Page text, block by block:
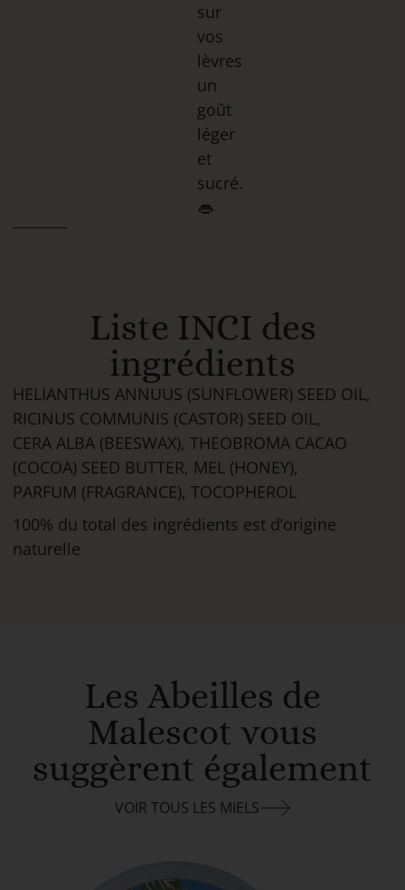
sur
vos
lèvres
un
goût
léger
et
sucré.
👄
Liste INCI des
ingrédients
HELIANTHUS ANNUUS (SUNFLOWER) SEED OIL,
RICINUS COMMUNIS (CASTOR) SEED OIL,
CERA ALBA (BEESWAX), THEOBROMA CACAO
(COCOA) SEED BUTTER, MEL (HONEY),
PARFUM (FRAGRANCE), TOCOPHEROL
100% du total des ingrédients est d’origine
naturelle
Les Abeilles de
Malescot vous
suggèrent également
VOIR TOUS LES MIELS